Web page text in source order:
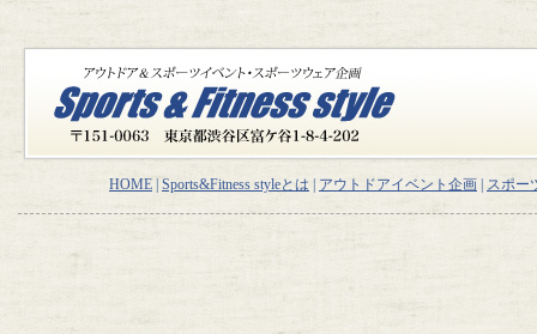
HOME Sports&Fitness styleとは アウトドアイベント企画 スポー